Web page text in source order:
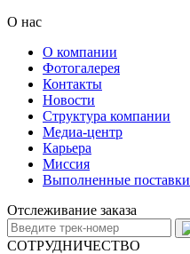
О нас
О компании
Фотогалерея
Контакты
Новости
Структура компании
Медиа-центр
Карьера
Миссия
Выполненные поставки
Отслеживание заказа
СОТРУДНИЧЕСТВО